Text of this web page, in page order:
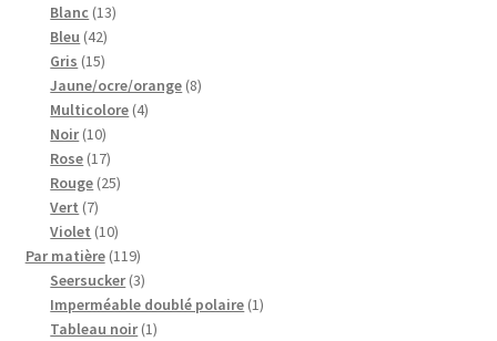
Blanc 1313
Bleu 4242
produits
Gris 1515
produits
Jaune/ocre/orange 88
Multicolore 44
Noir 1010
produits
Rose 1717
produits
Rouge 2525
Vert 77
produits
Violet 1010
produits
Par matière 119119
produits
Seersucker 33
produits
Imperméable doublé polaire 11
Tableau noir 11